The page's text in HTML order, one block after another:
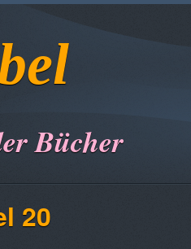
Bücher
20